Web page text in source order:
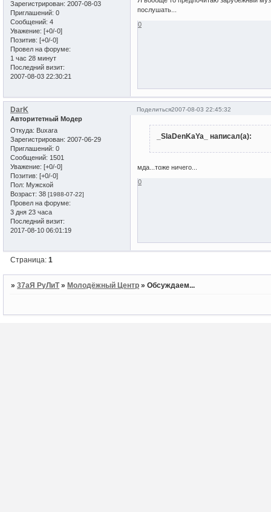
Зарегистрирован: 2007-08-03
Приглашений: 0
Сообщений: 4
Уважение: [+0/-0]
Позитив: [+0/-0]
Провел на форуме:
1 час 28 минут
Последний визит:
2007-08-03 22:30:21
послушать...
0
Поделиться2007-08-03 22:45:32
DarK
Авторитетный Модер
Откуда: Buxara
Зарегистрирован: 2007-06-29
Приглашений: 0
Сообщений: 1501
Уважение: [+0/-0]
Позитив: [+0/-0]
Пол: Мужской
Возраст: 38 [1988-07-22]
Провел на форуме:
3 дня 23 часа
Последний визит:
2017-08-10 06:01:19
_SlaDenKaYa_ написал(а):
мда...тоже ничего...
0
Страница:1
»37аЯ РуЛиТ »Молодёжный Центр »Обсуждаем...